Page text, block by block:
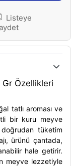
Listeye
Özellikleri
tatlı aroması ve
bir kuru meyve
doğrudan tüketim
ürünü çantada,
hale getirir.
meyve lezzetiyle